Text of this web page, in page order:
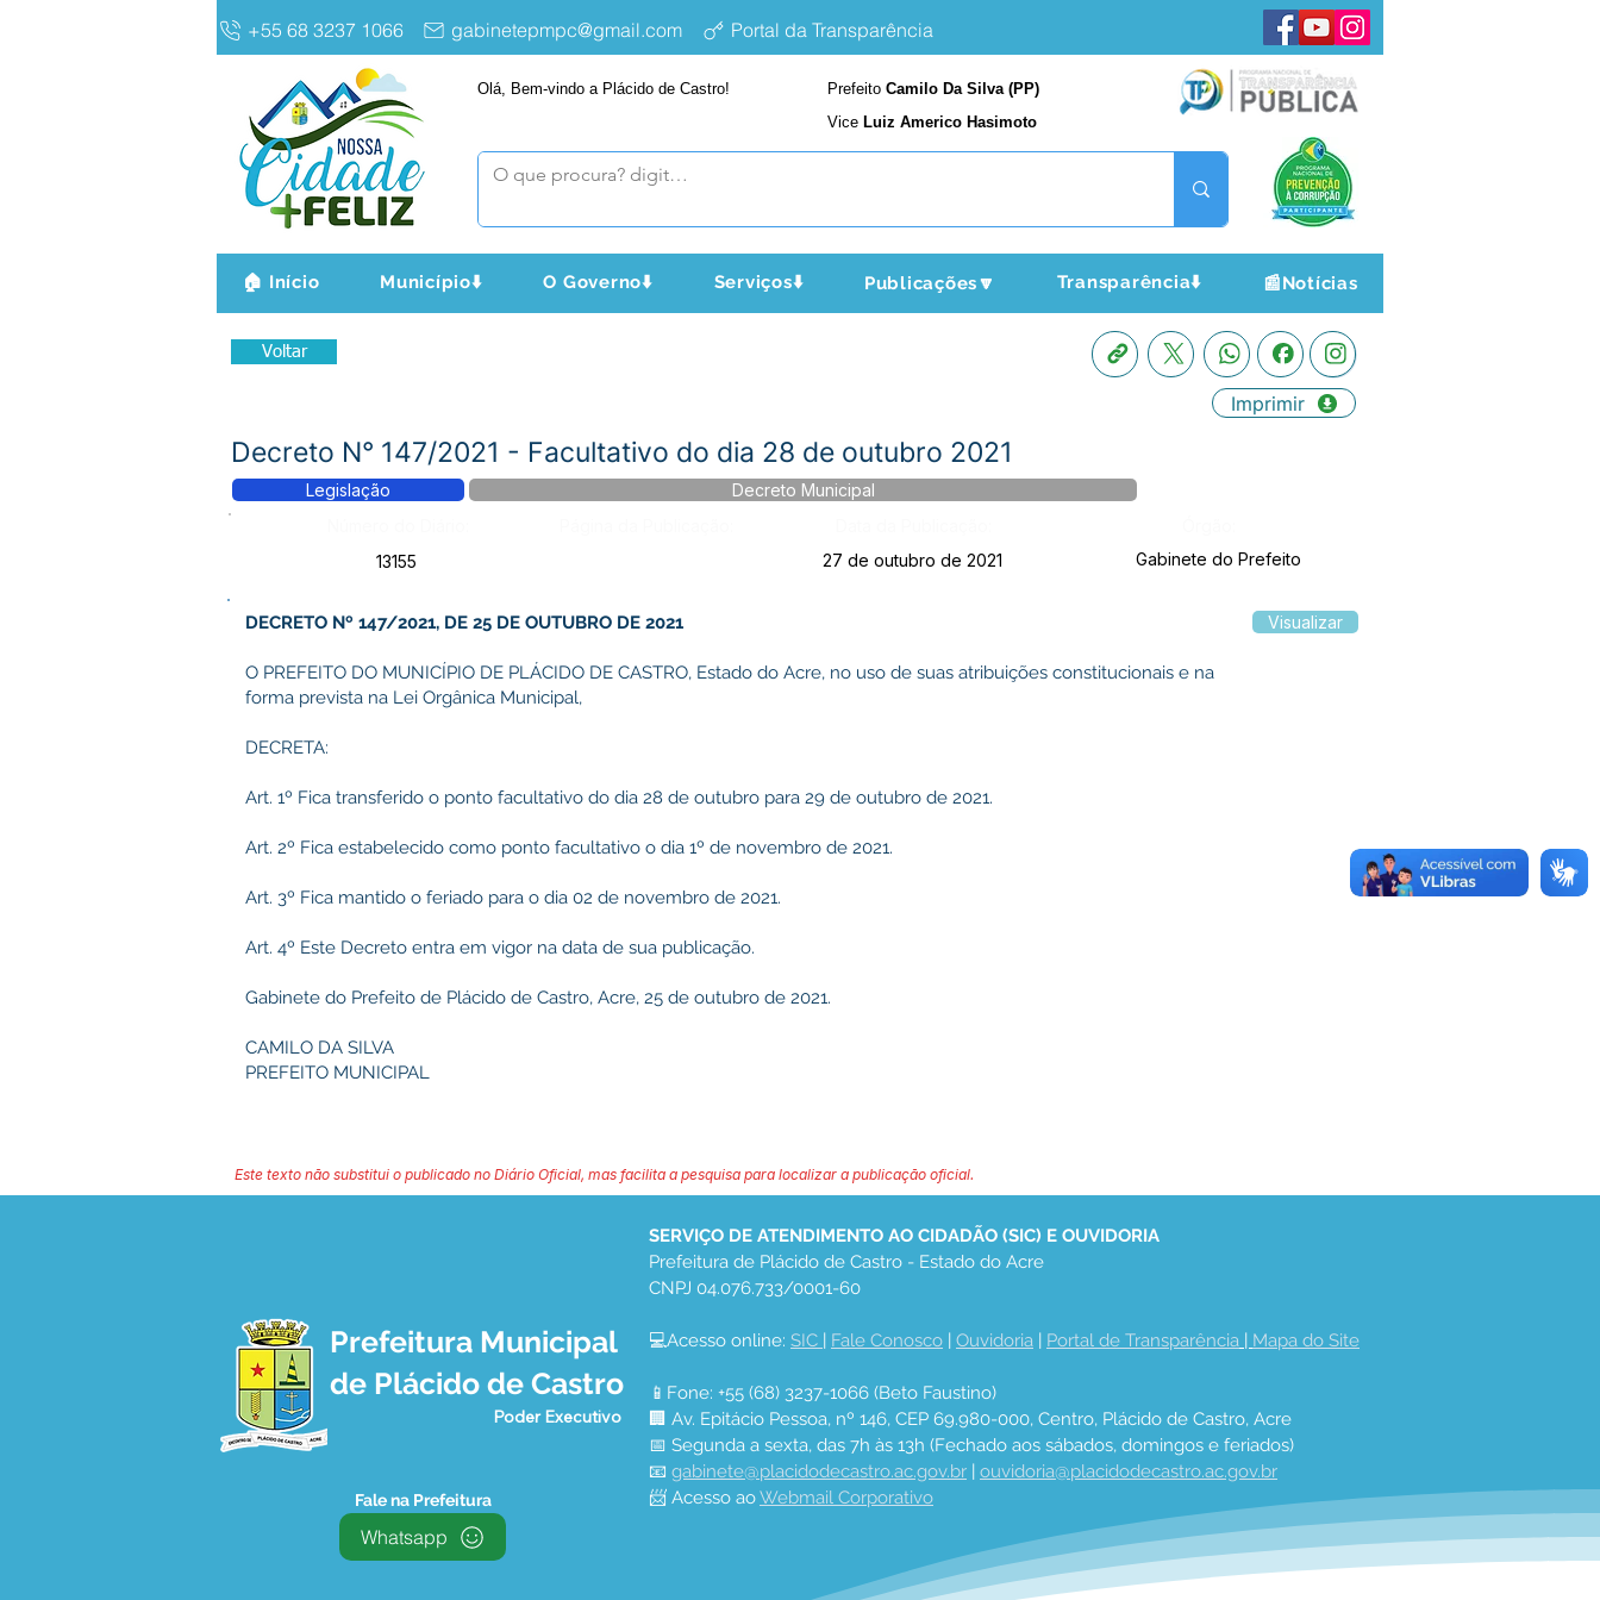
+55 68 3237 1066 gabinetepmpc@gmail.com Portal da Transparência
Olá, Bem-vindo a Plácido de Castro! Prefeito Camilo Da Silva (PP)
Vice Luiz Americo Hasimoto
🏠 Início Município⬇️ O Governo⬇️ Serviços⬇️ Publicações🔽 Transparência⬇️ 📰Notícias
Voltar
Imprimir
Decreto N° 147/2021 - Facultativo do dia 28 de outubro 2021
Legislação
Decreto Municipal
13155
27 de outubro de 2021 Gabinete do Prefeito
DECRETO Nº 147/2021, DE 25 DE OUTUBRO DE 2021
O PREFEITO DO MUNICÍPIO DE PLÁCIDO DE CASTRO, Estado do Acre, no uso de suas atribuições constitucionais e na
forma prevista na Lei Orgânica Municipal,
DECRETA:
Art. 1º Fica transferido o ponto facultativo do dia 28 de outubro para 29 de outubro de 2021.
Art. 2º Fica estabelecido como ponto facultativo o dia 1º de novembro de 2021.
Art. 3º Fica mantido o feriado para o dia 02 de novembro de 2021.
Art. 4º Este Decreto entra em vigor na data de sua publicação.
Gabinete do Prefeito de Plácido de Castro, Acre, 25 de outubro de 2021.
CAMILO DA SILVA
PREFEITO MUNICIPAL
Visualizar
Este texto não substitui o publicado no Diário Oficial, mas facilita a pesquisa para localizar a publicação oficial.
Prefeitura Municipal
de Plácido de Castro
Poder Executivo
Fale na Prefeitura
Whatsapp
SERVIÇO DE ATENDIMENTO AO CIDADÃO (SIC) E OUVIDORIA
Prefeitura de Plácido de Castro - Estado do Acre
CNPJ 04.076.733/0001-60
💻Acesso online: SIC | Fale Conosco | Ouvidoria | Portal de Transparência | Mapa do Site
📱Fone: +55 (68) 3237-1066 (Beto Faustino)
🏢 Av. Epitácio Pessoa, nº 146, CEP 69.980-000, Centro, Plácido de Castro, Acre
📅 Segunda a sexta, das 7h às 13h (Fechado aos sábados, domingos e feriados)
📧 gabinete@placidodecastro.ac.gov.br | ouvidoria@placidodecastro.ac.gov.br
📨 Acesso ao Webmail Corporativo